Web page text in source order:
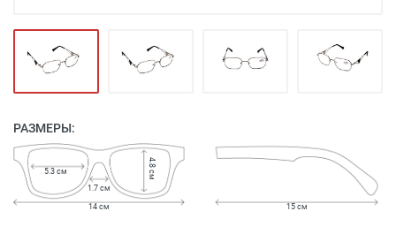
РАЗМЕРЫ:
1.7 см
5.3 см 4.8 см
14 см 15 см